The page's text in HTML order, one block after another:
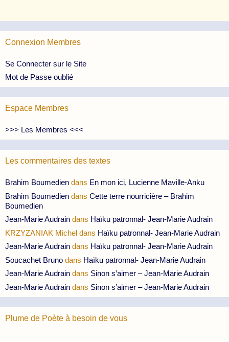
Connexion Membres
Se Connecter sur le Site
Mot de Passe oublié
Espace Membres
>>> Les Membres <<<
Les commentaires des textes
Brahim Boumedien dans En mon ici, Lucienne Maville-Anku
Brahim Boumedien dans Cette terre nourricière – Brahim
Boumedien
Jean-Marie Audrain dans Haïku patronnal- Jean-Marie Audrain
KRZYZANIAK Michel dans Haïku patronnal- Jean-Marie Audrain
Jean-Marie Audrain dans Haïku patronnal- Jean-Marie Audrain
Soucachet Bruno dans Haïku patronnal- Jean-Marie Audrain
Jean-Marie Audrain dans Sinon s’aimer – Jean-Marie Audrain
Jean-Marie Audrain dans Sinon s’aimer – Jean-Marie Audrain
Plume de Poète à besoin de vous